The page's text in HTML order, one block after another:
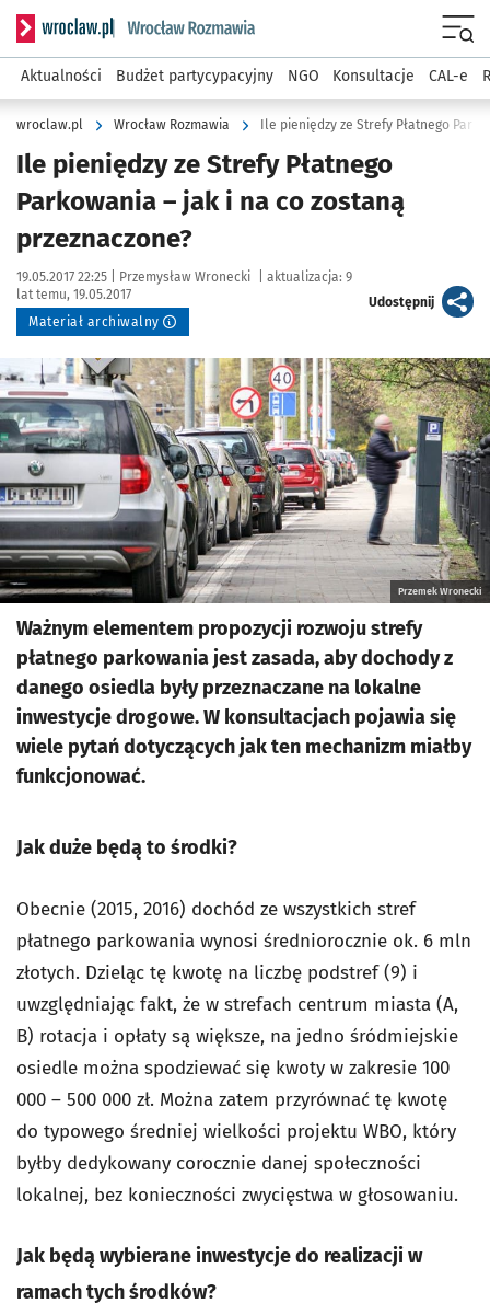
Serwis informacyjny wroclaw.pl podserwis: Rozmawia
Aktualności Budżet partycypacyjny NGO Konsultacje CAL-e
wroclaw.pl Wrocław Rozmawia Ile pieniędzy ze Strefy Płatnego
Ile pieniędzy ze Strefy Płatnego
Parkowania – jak i na co zostaną
przeznaczone?
Data publikacji:
19.05.2017 22:25 | Autor:
Przemysław Wronecki aktualizacja: 9
lat temu, 19.05.2017
Materiał archiwalny
Udostępnijartykuł
Kliknij, aby powiększyć
Przemek Wronecki
Ważnym elementem propozycji rozwoju strefy
płatnego parkowania jest zasada, aby dochody z
danego osiedla były przeznaczane na lokalne
inwestycje drogowe. W konsultacjach pojawia się
wiele pytań dotyczących jak ten mechanizm miałby
funkcjonować.
Jak duże będą to środki?
Obecnie (2015, 2016) dochód ze wszystkich stref
płatnego parkowania wynosi średniorocznie ok. 6 mln
złotych. Dzieląc tę kwotę na liczbę podstref (9) i
uwzględniając fakt, że w strefach centrum miasta (A,
B) rotacja i opłaty są większe, na jedno śródmiejskie
osiedle można spodziewać się kwoty w zakresie 100
000 – 500 000 zł. Można zatem przyrównać tę kwotę
do typowego średniej wielkości projektu WBO, który
byłby dedykowany corocznie danej społeczności
lokalnej, bez konieczności zwycięstwa w głosowaniu.
Jak będą wybierane inwestycje do realizacji w
ramach tych środków?